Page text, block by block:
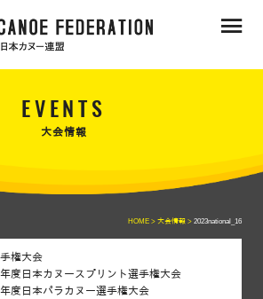
EVENTS
大会情報
HOME > 大会情報 > 2023national_16
権大会
度日本カヌースプリント選手権大会
度日本パラカヌー選手権大会